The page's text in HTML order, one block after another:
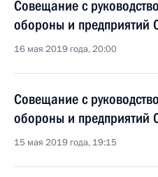
Совещание с
обороны и предприятий
16 мая 2019 года, 20:00
Совещание с
обороны и предприятий
15 мая 2019 года, 19:15